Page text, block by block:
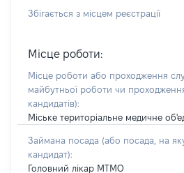
Збігається з місцем реєстрації
Місце роботи:
Місце роботи або проходження
майбутньої роботи чи
кандидатів):
Міське територіальне медичне
Займана посада (або посада, на
кандидат):
Головний лікар МТМО